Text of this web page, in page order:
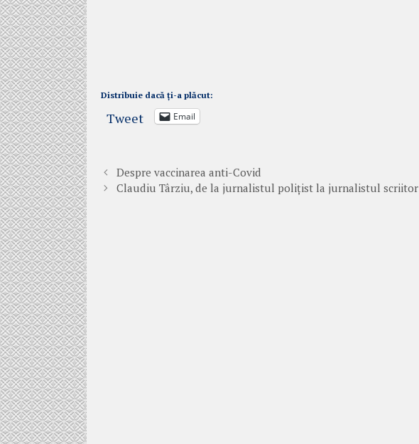
Distribuie dacă ți-a plăcut:
Tweet Email
Despre vaccinarea anti-Covid
Claudiu Târziu, de la jurnalistul polițist la jurnalistul scriitor